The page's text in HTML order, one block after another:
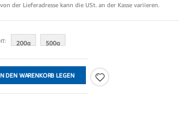
der Lieferadresse kann die USt. an der Kasse variieren.
200g 500g
DEN WARENKORB LEGEN